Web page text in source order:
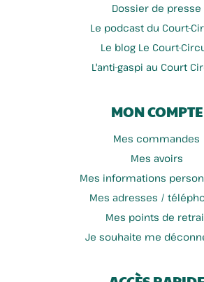
Dossier de presse
Le podcast du Court-
Le blog Le Court-
L'anti-gaspi au Court
MON COMPTE
Mes commandes
Mes avoirs
Mes informations
Mes adresses /
Mes points de
Je souhaite me